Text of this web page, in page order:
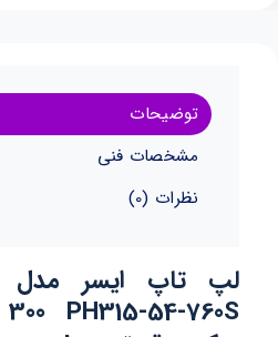
توضیحات
مشخصات فنی
نظرات (0)